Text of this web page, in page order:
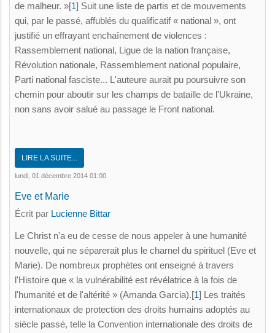
de malheur. »[1] Suit une liste de partis et de mouvements
qui, par le passé, affublés du qualificatif « national », ont
justifié un effrayant enchaînement de violences :
Rassemblement national, Ligue de la nation française,
Révolution nationale, Rassemblement national populaire,
Parti national fasciste... L'auteure aurait pu poursuivre son
chemin pour aboutir sur les champs de bataille de l'Ukraine,
non sans avoir salué au passage le Front national.
LIRE LA SUITE...
lundi, 01 décembre 2014 01:00
Eve et Marie
Écrit par Lucienne Bittar
Le Christ n'a eu de cesse de nous appeler à une humanité
nouvelle, qui ne séparerait plus le charnel du spirituel (Eve et
Marie). De nombreux prophètes ont enseigné à travers
l'Histoire que « la vulnérabilité est révélatrice à la fois de
l'humanité et de l'altérité » (Amanda Garcia).[1] Les traités
internationaux de protection des droits humains adoptés au
siècle passé, telle la Convention internationale des droits de